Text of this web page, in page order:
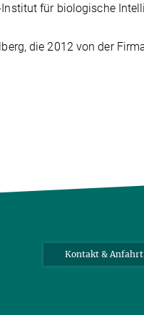
für biologische
die 2012 von der
Kontakt & Anfahrt